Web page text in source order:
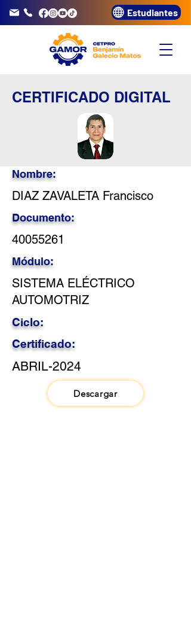
3320072 Estudiantes
CERTIFICADO DIGITAL
Nombre:
DIAZ ZAVALETA Francisco
Documento:
40055261
Módulo:
SISTEMA ELÉCTRICO
AUTOMOTRIZ
Ciclo:
Certificado:
ABRIL-2024
Descargar